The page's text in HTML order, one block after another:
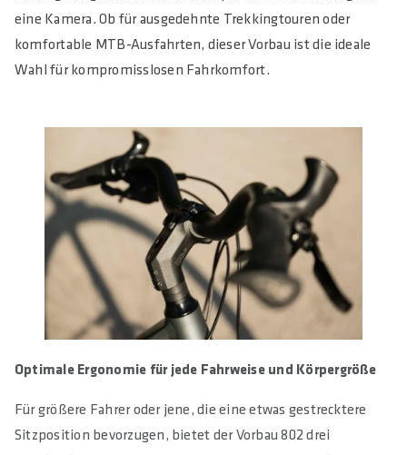
KLEMMUNG LENKER IN MM
31.8
KLEMMBREITE LENKER IN MM
KLEMMUNG GABELSCHAFT IN MM
28.6 (1 1/8")
KLEMMHÖHE GABELSCHAFT IN MM
MINIMALSTE ÜBERLAPPUNG STEUERROHR IN MM
MAXIMALES ANZUGSMOMENT IN NM
Yes
eine Kamera. Ob für ausgedehnte Trekkingtouren oder
komfortable MTB-Ausfahrten, dieser Vorbau ist die ideale
Wahl für kompromisslosen Fahrkomfort.
Optimale Ergonomie für jede Fahrweise und Körpergröße
Für größere Fahrer oder jene, die eine etwas gestrecktere
Sitzposition bevorzugen, bietet der Vorbau 802 drei